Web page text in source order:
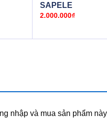
SAPELE
2.000.000₫
nhập và mua sản phẩm